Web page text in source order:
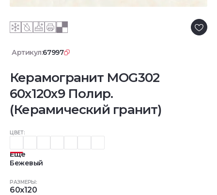
Артикул:67997
Керамогранит MOG302
60x120x9 Полир.
(Керамический гранит)
ЦВЕТ:
Еще
Бежевый
РАЗМЕРЫ:
60x120